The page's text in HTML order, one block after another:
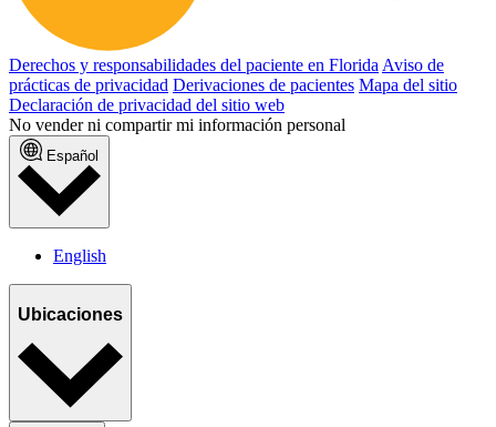
Derechos y responsabilidades del paciente en Florida Aviso de
prácticas de privacidad Derivaciones de pacientes Mapa del sitio
Declaración de privacidad del sitio web
No vender ni compartir mi información personal
Español
English
Ubicaciones